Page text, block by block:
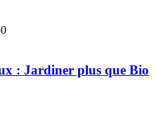
: Jardiner plus que Bio